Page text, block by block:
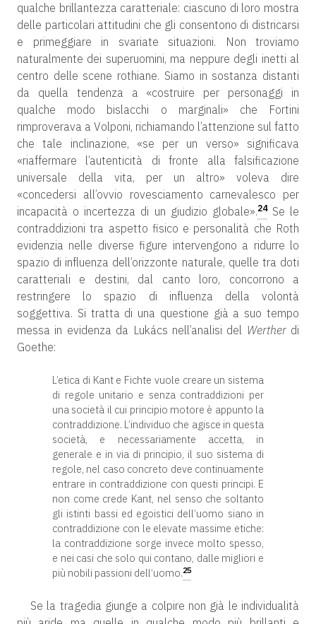
qualche brillantezza caratteriale: ciascuno di loro mostra
delle particolari attitudini che gli consentono di districarsi
e primeggiare in svariate situazioni. Non troviamo
naturalmente dei superuomini, ma neppure degli inetti al
centro delle scene rothiane. Siamo in sostanza distanti
da quella tendenza a «costruire per personaggi in
qualche modo bislacchi o marginali» che Fortini
rimproverava a Volponi, richiamando l’attenzione sul fatto
che tale inclinazione, «se per un verso» significava
«riaffermare l’autenticità di fronte alla falsificazione
universale della vita, per un altro» voleva dire
«concedersi all’ovvio rovesciamento carnevalesco per
incapacità o incertezza di un giudizio globale».24Se le
contraddizioni tra aspetto fisico e personalità che Roth
evidenzia nelle diverse figure intervengono a ridurre lo
spazio di influenza dell’orizzonte naturale, quelle tra doti
caratteriali e destini, dal canto loro, concorrono a
restringere lo spazio di influenza della volontà
soggettiva. Si tratta di una questione già a suo tempo
messa in evidenza da Lukács nell’analisi del Wertherdi
Goethe:
L’etica di Kant e Fichte vuole creare un sistema
di regole unitario e senza contraddizioni per
una società il cui principio motore è appunto la
contraddizione. L’individuo che agisce in questa
società, e necessariamente accetta, in
generale e in via di principio, il suo sistema di
regole, nel caso concreto deve continuamente
entrare in contraddizione con questi principi. E
non come crede Kant, nel senso che soltanto
gli istinti bassi ed egoistici dell’uomo siano in
contraddizione con le elevate massime etiche:
la contraddizione sorge invece molto spesso,
e nei casi che solo qui contano, dalle migliori e
più nobili passioni dell’uomo.25
Se la tragedia giunge a colpire non già le individualità